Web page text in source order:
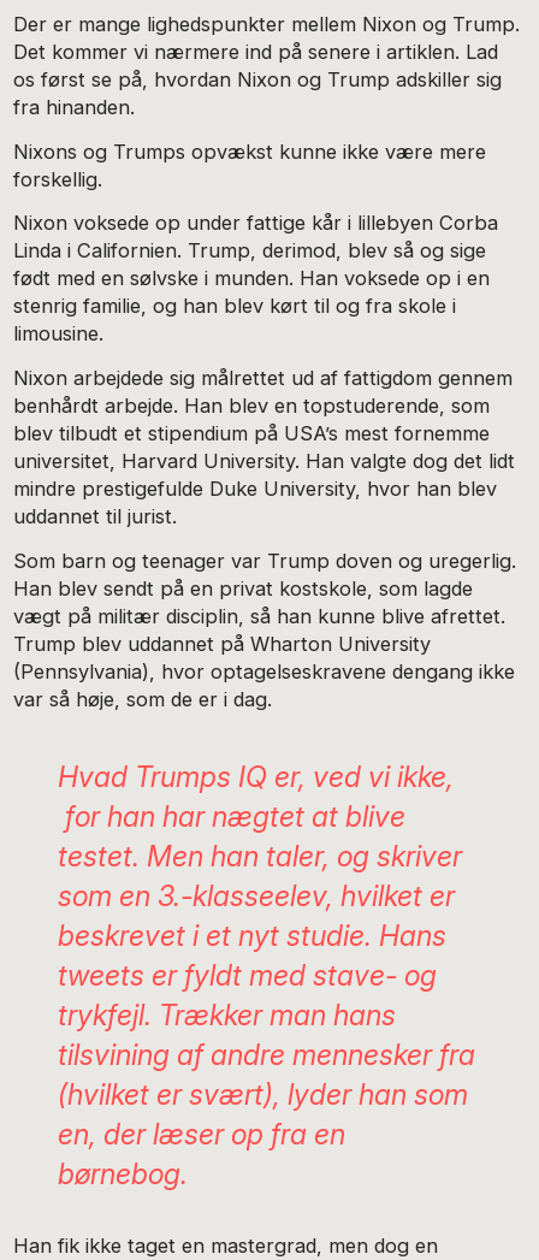
Der er mange lighedspunkter mellem Nixon og Trump.
Det kommer vi nærmere ind på senere i artiklen. Lad
os først se på, hvordan Nixon og Trump adskiller sig
fra hinanden.
Nixons og Trumps opvækst kunne ikke være mere
forskellig.
Nixon voksede op under fattige kår i lillebyen Corba
Linda i Californien. Trump, derimod, blev så og sige
født med en sølvske i munden. Han voksede op i en
stenrig familie, og han blev kørt til og fra skole i
limousine.
Nixon arbejdede sig målrettet ud af fattigdom gennem
benhårdt arbejde. Han blev en topstuderende, som
blev tilbudt et stipendium på USA’s mest fornemme
universitet, Harvard University. Han valgte dog det lidt
mindre prestigefulde Duke University, hvor han blev
uddannet til jurist.
Som barn og teenager var Trump doven og uregerlig.
Han blev sendt på en privat kostskole, som lagde
vægt på militær disciplin, så han kunne blive afrettet.
Trump blev uddannet på Wharton University
(Pennsylvania), hvor optagelseskravene dengang ikke
var så høje, som de er i dag.
Hvad Trumps IQ er, ved vi ikke,
for han har nægtet at blive
testet. Men han taler, og skriver
som en 3.-klasseelev, hvilket er
beskrevet i et nyt studie. Hans
tweets er fyldt med stave- og
trykfejl. Trækker man hans
tilsvining af andre mennesker fra
(hvilket er svært), lyder han som
en, der læser op fra en
børnebog.
Han fik ikke taget en mastergrad, men dog en